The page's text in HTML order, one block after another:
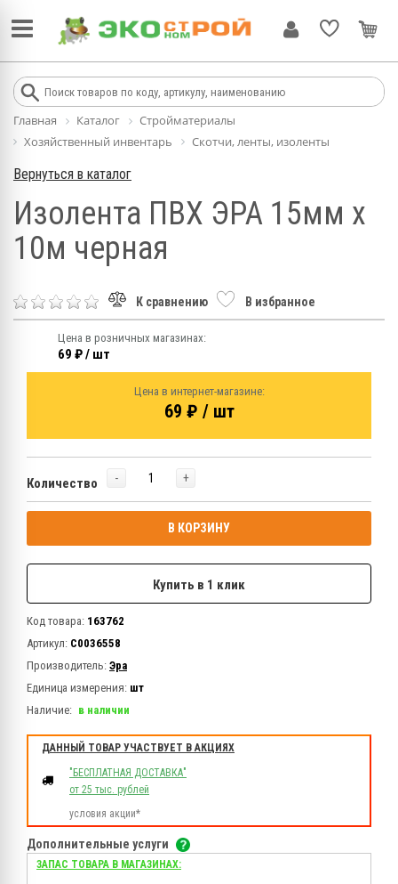
Главная Каталог
Стройматериалы
Хозяйственный инвентарь
Скотчи, ленты, изоленты
Вернуться в каталог
Изолента ПВХ ЭРА 15мм х
10м черная
К сравнению В избранное
Цена в розничных магазинах:
69 ₽ / шт
Цена в интернет-магазине:
69 ₽ / шт
Количество - +
В КОРЗИНУ
Купить в 1 клик
Код товара: 163762
Артикул: C0036558
Производитель: Эра
Единица измерения: шт
Наличие: в наличии
ДАННЫЙ ТОВАР УЧАСТВУЕТ В АКЦИЯХ
"БЕСПЛАТНАЯ ДОСТАВКА"
от 25 тыс. рублей
условия акции*
Дополнительные услуги
ЗАПАС ТОВАРА В МАГАЗИНАХ: